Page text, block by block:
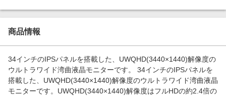
生活・お役立ち
金融・マネー・保険
ビジネス・その他サービス
Apple公式サイト×楽天カード分割払い
Qoo10メガポ
週末の高還元 夏の長期版
商品情報
34インチのIPSパネルを搭載した、UWQHD(3440×1440)解像度の
ウルトラワイド湾曲液晶モニターです。 34インチのIPSパネルを
搭載した、UWQHD(3440×1440)解像度のウルトラワイド湾曲液晶
モニターです。UWQHD(3440×1440)解像度はフルHDの約2.4倍の